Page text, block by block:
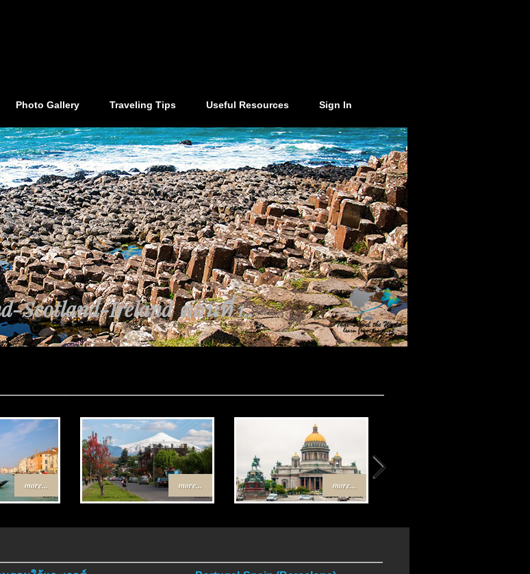
Photo Gallery Traveling Tips Useful Resources Sign In
Scotland-Ireland ตอนที่ 1..
Jordan ตอนที่ 4 ตอนจบ..
more... more... more...